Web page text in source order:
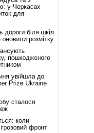
у Черкасах
для
дороги біля шкіл
розмітку
пошкодженого
увійшла до
Prize Ukraine
сталося
коли
фронт